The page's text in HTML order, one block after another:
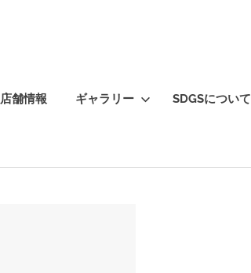
店舗情報 ギャラリー SDGSについて